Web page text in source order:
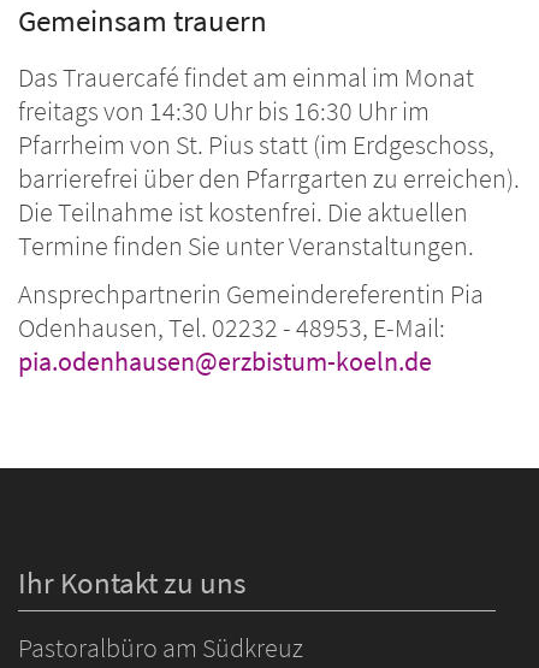
Gemeinsam trauern
Das Trauercafé findet am einmal im Monat
freitags von 14:30 Uhr bis 16:30 Uhr im
Pfarrheim von St. Pius statt (im Erdgeschoss,
barrierefrei über den Pfarrgarten zu erreichen).
Die Teilnahme ist kostenfrei. Die aktuellen
Termine finden Sie unter Veranstaltungen.
Ansprechpartnerin Gemeindereferentin Pia
Odenhausen, Tel. 02232 - 48953, E-Mail:
pia.odenhausen@erzbistum-koeln.de
Ihr Kontakt zu uns
Pastoralbüro am Südkreuz